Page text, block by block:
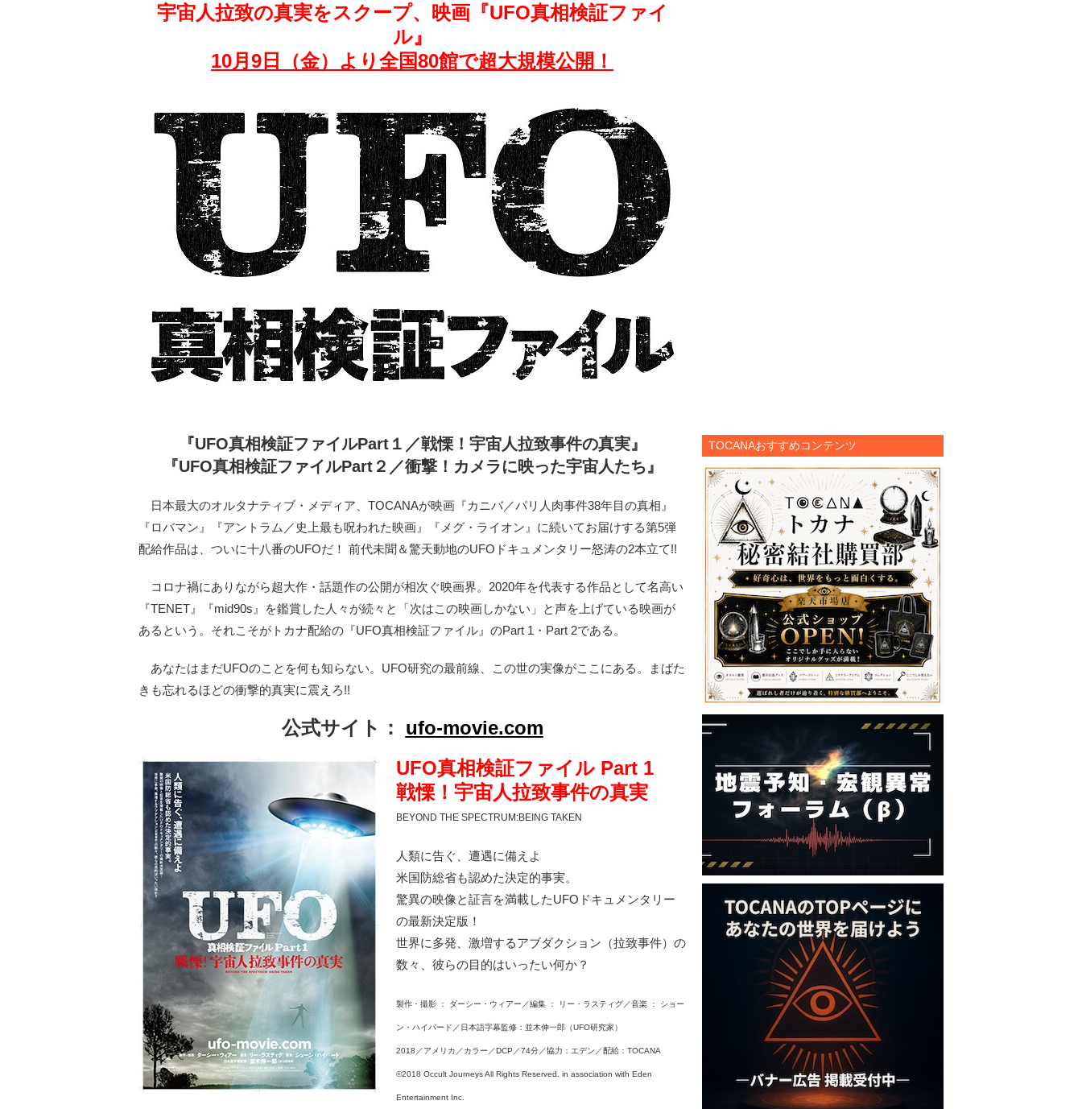
宇宙人拉致の真実をスクープ、映画『UFO真相検証ファイ
ル』
10月9日（金）より全国80館で超大規模公開！
『UFO真相検証ファイルPart１／戦慄！宇宙人拉致事件の真実』
『UFO真相検証ファイルPart２／衝撃！カメラに映った宇宙人たち』
日本最大のオルタナティブ・メディア、TOCANAが映画『カニバ／パリ人肉事件38年目の真相』
『ロバマン』『アントラム／史上最も呪われた映画』『メグ・ライオン』に続いてお届けする第5弾
配給作品は、ついに十八番のUFOだ！ 前代未聞＆驚天動地のUFOドキュメンタリー怒涛の2本立て!!
コロナ禍にありながら超大作・話題作の公開が相次ぐ映画界。2020年を代表する作品として名高い
『TENET』『mid90s』を鑑賞した人々が続々と「次はこの映画しかない」と声を上げている映画が
あるという。それこそがトカナ配給の『UFO真相検証ファイル』のPart 1・Part 2である。
あなたはまだUFOのことを何も知らない。UFO研究の最前線、この世の実像がここにある。まばた
きも忘れるほどの衝撃的真実に震えろ!!
公式サイト： ufo-movie.com
UFO真相検証ファイル Part 1
戦慄！宇宙人拉致事件の真実
BEYOND THE SPECTRUM:BEING TAKEN
人類に告ぐ、遭遇に備えよ
米国防総省も認めた決定的事実。
驚異の映像と証言を満載したUFOドキュメンタリー
の最新決定版！
世界に多発、激増するアブダクション（拉致事件）の
数々、彼らの目的はいったい何か？
製作・撮影 ： ダーシー・ウィアー／編集 ： リー・ラスティグ／音楽 ： ショー
ン・ハイバード／日本語字幕監修：並木伸一郎（UFO研究家）
2018／アメリカ／カラー／DCP／74分／協力：エデン／配給：TOCANA
©2018 Occult Journeys All Rights Reserved. in association with Eden
Entertainment Inc.
TOCANAおすすめコンテンツ